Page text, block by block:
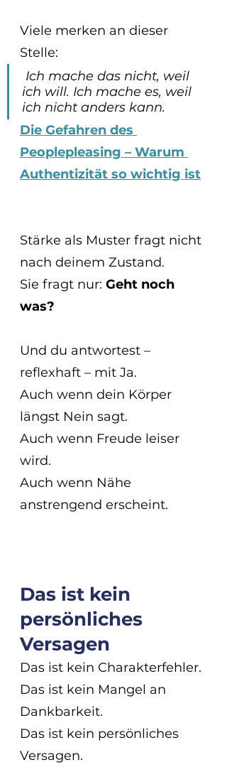
Viele merken an dieser
Stelle:
ich will. Ich mache es, weil
ich nicht anders kann.
Die Gefahren des
Peoplepleasing – Warum
Authentizität so wichtig ist
Stärke als Muster fragt nicht
nach deinem Zustand.
Sie fragt nur: Geht noch
was?
Und du antwortest –
reflexhaft – mit Ja.
Auch wenn dein Körper
längst Nein sagt.
Auch wenn Freude leiser
wird.
Auch wenn Nähe
anstrengend erscheint.
Das ist kein
persönliches
Versagen
Das ist kein Charakterfehler.
Das ist kein Mangel an
Dankbarkeit.
Das ist kein persönliches
Versagen.